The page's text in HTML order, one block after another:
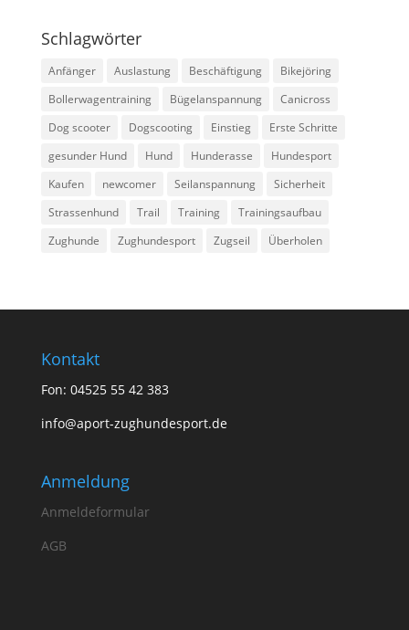
Schlagwörter
Anfänger Auslastung Beschäftigung
Bikejöring
Bollerwagentraining
Bügelanspannung
Canicross
Dog scooter
Dogscooting Einstieg
Erste Schritte
gesunder Hund
Hund Hunderasse
Hundesport
Kaufen
newcomer Seilanspannung
Sicherheit
Strassenhund
Trail Training
Trainingsaufbau
Zughunde
Zughundesport Zugseil Überholen
Kontakt
Fon: 04525 55 42 383
info@aport-zughundesport.de
Anmeldung
Anmeldeformular
AGB